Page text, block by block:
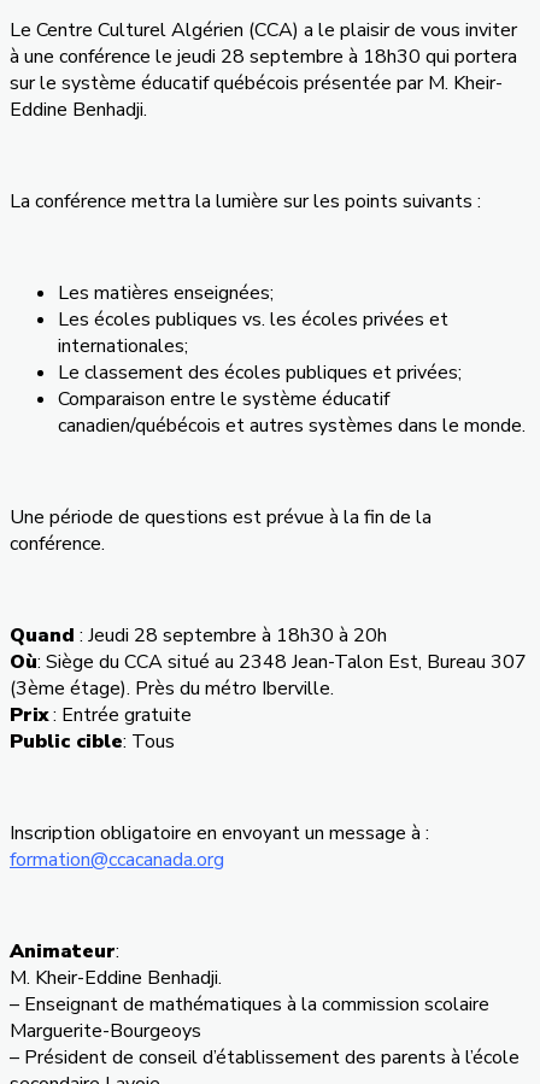
Le Centre Culturel Algérien (CCA) a le plaisir de vous inviter
à une conférence le jeudi 28 septembre à 18h30 qui portera
sur le système éducatif québécois présentée par M. Kheir-
Eddine Benhadji.
La conférence mettra la lumière sur les points suivants :
Les matières enseignées;
Les écoles publiques vs. les écoles privées et
internationales;
Le classement des écoles publiques et privées;
Comparaison entre le système éducatif
canadien/québécois et autres systèmes dans le monde.
Une période de questions est prévue à la fin de la
conférence.
Quand : Jeudi 28 septembre à 18h30 à 20h
Où: Siège du CCA situé au 2348 Jean-Talon Est, Bureau 307
(3ème étage). Près du métro Iberville.
Prix: Entrée gratuite
Public cible: Tous
Inscription obligatoire en envoyant un message à :
formation@ccacanada.org
Animateur:
M. Kheir-Eddine Benhadji.
– Enseignant de mathématiques à la commission scolaire
Marguerite-Bourgeoys
– Président de conseil d’établissement des parents à l’école